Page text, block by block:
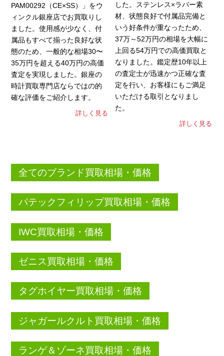
PAM00292（CE×SS）」をウ
ィンクル銀座店でお買取りし
ました。使用感が少なく、付
属品もすべて揃った良好な状
態のため、一般的な相場30〜
35万円を超える40万円の高価
査定を実現しました。銀座の
時計買取専門店ならではの的
確な評価をご紹介します。
詳しく見る
した。ステンレス×ラバー素
材、状態良好で付属品完備と
いう好条件が重なったため、
37万～52万円の相場を大幅に
上回る54万円での高価買取と
なりました。鑑定歴10年以上
の査定士が迅速かつ正確な査
定を行い、お客様にもご満足
いただける取引となりまし
た。
詳しく見る
全てのブランド買取相場・価格
パテックフィリップ買取相場・価格
IWC買取相場・価格
ゼニス買取相場・価格
タグホイヤー買取相場・価格
ジャガールクルト買取相場・価格
ランゲ＆ゾーネ買取相場・価格